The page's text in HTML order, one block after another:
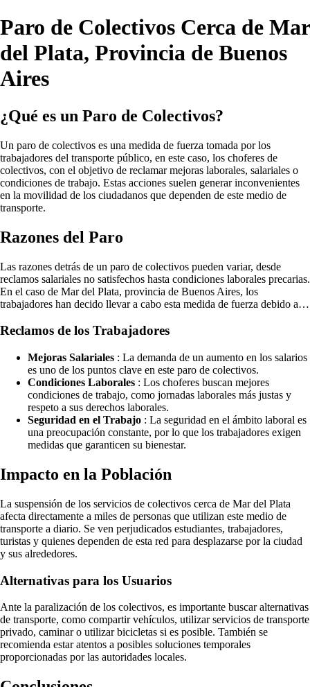
Paro de Colectivos Cerca de Mar
del Plata, Provincia de Buenos
Aires
¿Qué es un Paro de Colectivos?
Un paro de colectivos es una medida de fuerza tomada por los
trabajadores del transporte público, en este caso, los choferes de
colectivos, con el objetivo de reclamar mejoras laborales, salariales o
condiciones de trabajo. Estas acciones suelen generar inconvenientes
en la movilidad de los ciudadanos que dependen de este medio de
transporte.
Razones del Paro
Las razones detrás de un paro de colectivos pueden variar, desde
reclamos salariales no satisfechos hasta condiciones laborales precarias.
En el caso de Mar del Plata, provincia de Buenos Aires, los
trabajadores han decido llevar a cabo esta medida de fuerza debido a…
Reclamos de los Trabajadores
Mejoras Salariales : La demanda de un aumento en los salarios
es uno de los puntos clave en este paro de colectivos.
Condiciones Laborales : Los choferes buscan mejores
condiciones de trabajo, como jornadas laborales más justas y
respeto a sus derechos laborales.
Seguridad en el Trabajo : La seguridad en el ámbito laboral es
una preocupación constante, por lo que los trabajadores exigen
medidas que garanticen su bienestar.
Impacto en la Población
La suspensión de los servicios de colectivos cerca de Mar del Plata
afecta directamente a miles de personas que utilizan este medio de
transporte a diario. Se ven perjudicados estudiantes, trabajadores,
turistas y quienes dependen de esta red para desplazarse por la ciudad
y sus alrededores.
Alternativas para los Usuarios
Ante la paralización de los colectivos, es importante buscar alternativas
de transporte, como compartir vehículos, utilizar servicios de transporte
privado, caminar o utilizar bicicletas si es posible. También se
recomienda estar atentos a posibles soluciones temporales
proporcionadas por las autoridades locales.